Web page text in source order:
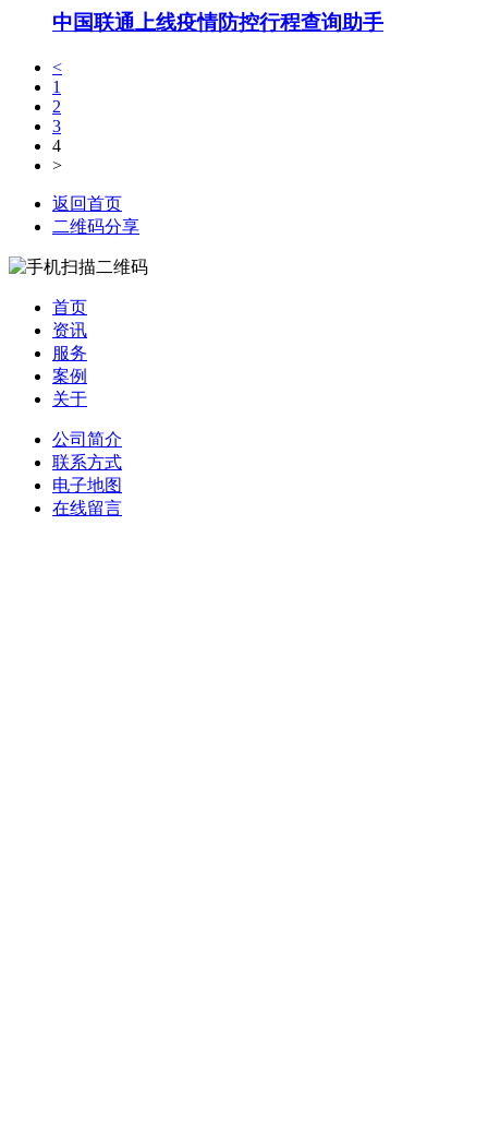
中国联通上线疫情防控行程查询助手
<
1
2
3
4
>
返回首页
二维码分享
首页
资讯
服务
案例
关于
公司简介
联系方式
电子地图
在线留言